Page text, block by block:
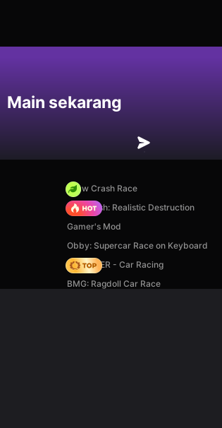
Main sekarang
Draw Crash Race
Car Crush: Realistic Destruction
Gamer's Mod
Obby: Supercar Race on Keyboard
MR RACER - Car Racing
BMG: Ragdoll Car Race